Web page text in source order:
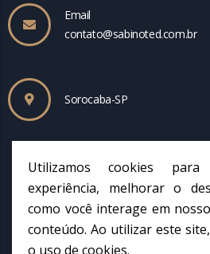
Email
contato@sabinoted.com.br
Sorocaba-SP
Utilizamos cookies
experiência, melhorar o
como você interage em
conteúdo. Ao utilizar este
o uso de cookies.